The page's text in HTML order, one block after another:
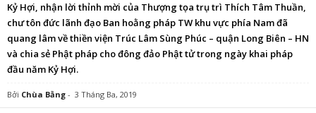
Kỷ Hợi, nhận lời thỉnh mời của Thượng tọa trụ trì Thích Tâm Thuần,
chư tôn đức lãnh đạo Ban hoằng pháp TW khu vực phía Nam đã
quang lâm về thiền viện Trúc Lâm Sùng Phúc – quận Long Biên – HN
và chia sẻ Phật pháp cho đông đảo Phật tử trong ngày khai pháp
đầu năm Kỷ Hợi.
Bởi Chùa Bằng - 3 Tháng Ba, 2019